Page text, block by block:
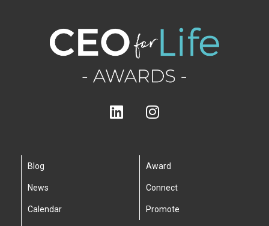
Blog
News
Calendar
Award
Connect
Promote